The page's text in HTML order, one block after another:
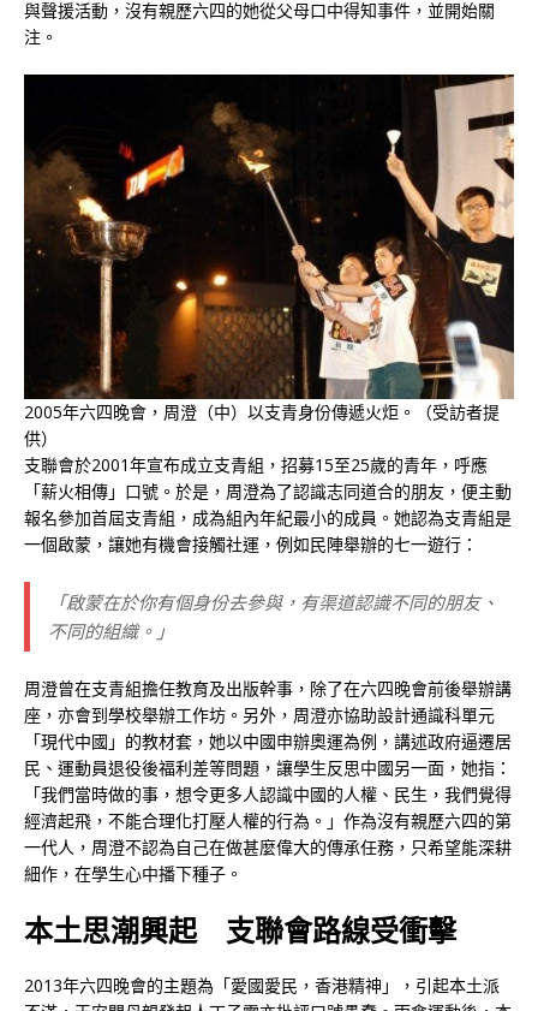
與聲援活動，沒有親歷六四的她從父母口中得知事件，並開始關
注。
2005年六四晚會，周澄（中）以支青身份傳遞火炬。（受訪者提
供）
支聯會於2001年宣布成立支青組，招募15至25歲的青年，呼應
「薪火相傳」口號。於是，周澄為了認識志同道合的朋友，便主動
報名參加首屆支青組，成為組內年紀最小的成員。她認為支青組是
一個啟蒙，讓她有機會接觸社運，例如民陣舉辦的七一遊行：
「啟蒙在於你有個身份去參與，有渠道認識不同的朋友、
不同的組織。」
周澄曾在支青組擔任教育及出版幹事，除了在六四晚會前後舉辦講
座，亦會到學校舉辦工作坊。另外，周澄亦協助設計通識科單元
「現代中國」的教材套，她以中國申辦奧運為例，講述政府逼遷居
民、運動員退役後福利差等問題，讓學生反思中國另一面，她指：
「我們當時做的事，想令更多人認識中國的人權、民生，我們覺得
經濟起飛，不能合理化打壓人權的行為。」作為沒有親歷六四的第
一代人，周澄不認為自己在做甚麼偉大的傳承任務，只希望能深耕
細作，在學生心中播下種子。
本土思潮興起 支聯會路線受衝擊
2013年六四晚會的主題為「愛國愛民，香港精神」，引起本土派